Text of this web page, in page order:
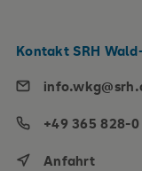
Kontakt SRH
+49 365 828-0
Anfahrt